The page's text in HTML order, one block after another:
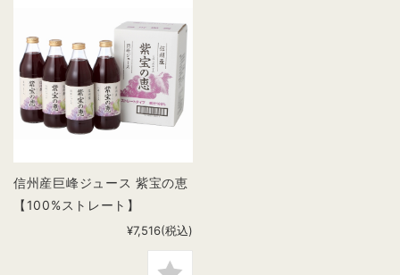
信州産巨峰ジュース 紫宝の恵
【100%ストレート】
¥7,516(税込)